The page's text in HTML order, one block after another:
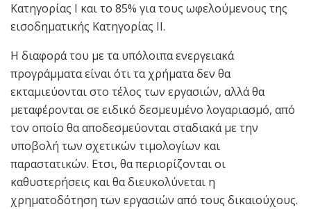
Κατηγορίας Ι και το 85% για τους ωφελούμενους της
εισοδηματικής Κατηγορίας ΙΙ.
Η διαφορά του με τα υπόλοιπα ενεργειακά
προγράμματα είναι ότι τα χρήματα δεν θα
εκταμιεύονται στο τέλος των εργασιών, αλλά θα
μεταφέρονται σε ειδικό δεσμευμένο λογαριασμό, από
τον οποίο θα αποδεσμεύονται σταδιακά με την
υποβολή των σχετικών τιμολογίων και
παραστατικών. Ετσι, θα περιορίζονται οι
καθυστερήσεις και θα διευκολύνεται η
χρηματοδότηση των εργασιών από τους δικαιούχους.